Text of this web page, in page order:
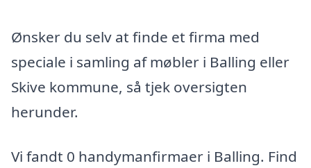
Ønsker du selv at finde et firma med
speciale i samling af møbler i Balling eller
Skive kommune, så tjek oversigten
herunder.
Vi fandt 0 handymanfirmaer i Balling. Find